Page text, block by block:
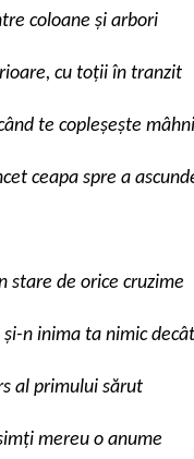
coloane și arbori
cu toții în tranzit
te copleșește
ceapa spre a
stare de orice cruzime
și-n inima ta nimic decât
al primului sărut
mereu o anume